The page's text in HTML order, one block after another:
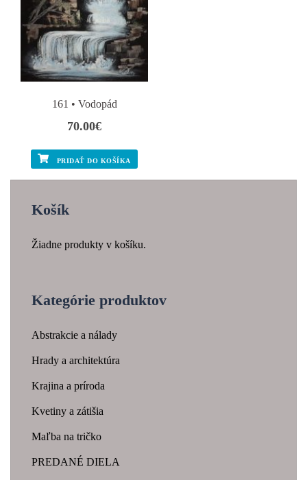
161 • Vodopád
70.00€
PRIDAŤ DO KOŠÍKA
Košík
Žiadne produkty v košíku.
Kategórie produktov
Abstrakcie a nálady
Hrady a architektúra
Krajina a príroda
Kvetiny a zátišia
Maľba na tričko
PREDANÉ DIELA